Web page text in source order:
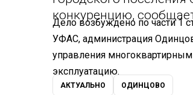
конкуренцию,
Дело возбуждено по части 1
УФАС, администрация
управления
эксплуатацию.
АКТУАЛЬНО ОДИНЦОВО